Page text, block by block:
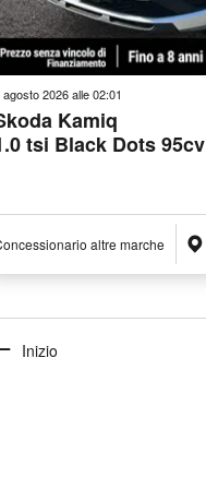
agosto 2026 alle 02:01
Kamiq
tsi Black Dots 95cv
altre marche
Inizio